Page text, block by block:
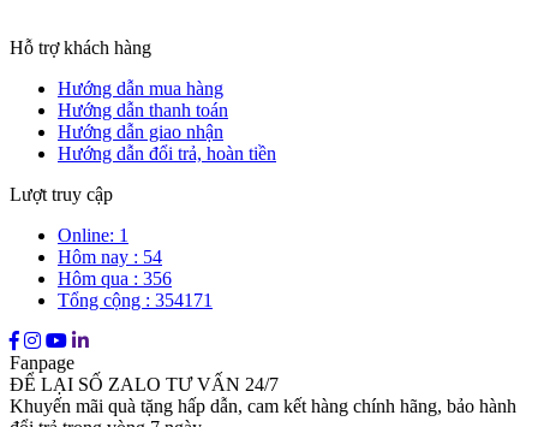
Hỗ trợ khách hàng
Hướng dẫn mua hàng
Hướng dẫn thanh toán
Hướng dẫn giao nhận
Hướng dẫn đổi trả, hoàn tiền
Lượt truy cập
Online: 1
Hôm nay : 54
Hôm qua : 356
Tổng cộng : 354171
Fanpage
ĐỂ LẠI SỐ ZALO TƯ VẤN 24/7
Khuyến mãi quà tặng hấp dẫn, cam kết hàng chính hãng, bảo hành